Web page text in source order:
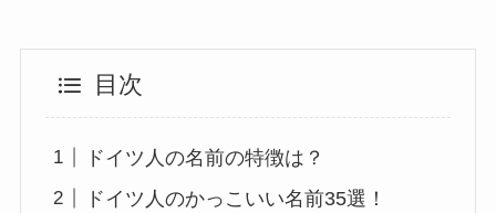
目次
ドイツ人の名前の特徴は？
ドイツ人のかっこいい名前35選！